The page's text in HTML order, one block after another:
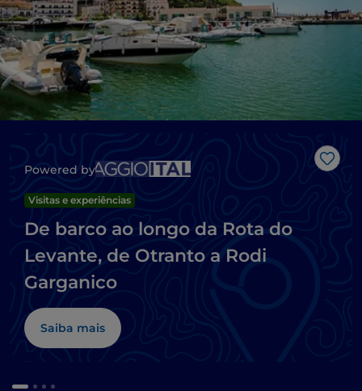
Powered by
Visitas e experiências
De barco ao longo da Rota do
Levante, de Otranto a Rodi
Garganico
Saiba mais